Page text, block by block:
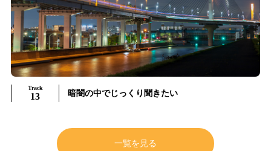
Track
13 暗闇の中でじっくり聞きたい
一覧を見る